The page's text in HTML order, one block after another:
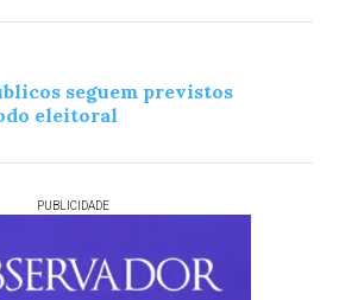
seguem previstos
eleitoral
PUBLICIDADE